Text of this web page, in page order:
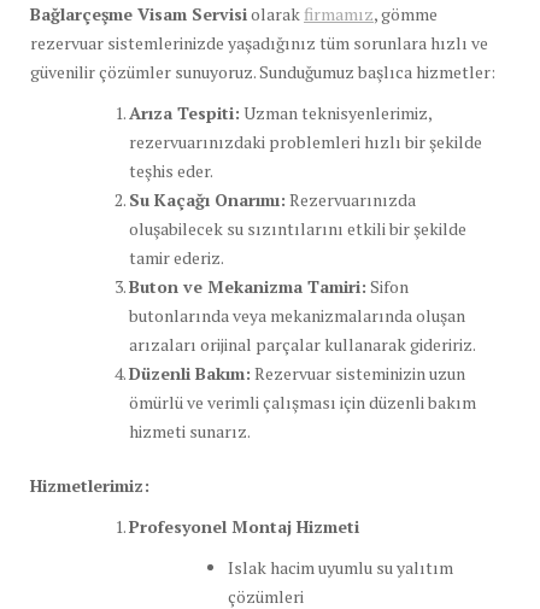
Bağlarçeşme Visam Servisiolarak firmamız, gömme
rezervuar sistemlerinizde yaşadığınız tüm sorunlara hızlı ve
güvenilir çözümler sunuyoruz. Sunduğumuz başlıca hizmetler:
Arıza Tespiti: Uzman teknisyenlerimiz,
rezervuarınızdaki problemleri hızlı bir şekilde
teşhis eder.
Su Kaçağı Onarımı: Rezervuarınızda
oluşabilecek su sızıntılarını etkili bir şekilde
tamir ederiz.
Buton ve Mekanizma Tamiri: Sifon
butonlarında veya mekanizmalarında oluşan
arızaları orijinal parçalar kullanarak gideririz.
Düzenli Bakım: Rezervuar sisteminizin uzun
ömürlü ve verimli çalışması için düzenli bakım
hizmeti sunarız.
Hizmetlerimiz:
Profesyonel Montaj Hizmeti
Islak hacim uyumlu su yalıtım
çözümleri